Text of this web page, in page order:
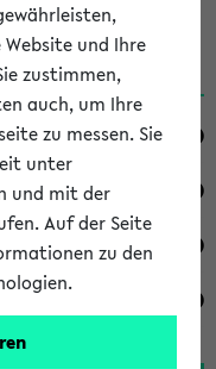
und Ihre
zustimmen,
auch, um Ihre
zu messen. Sie
unter
und mit der
Auf der Seite
zu den